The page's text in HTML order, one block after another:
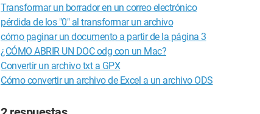
Transformar un borrador en un correo electrónico
pérdida de los "0" al transformar un archivo
cómo paginar un documento a partir de la página 3
¿CÓMO ABRIR UN DOC odg con un Mac?
Convertir un archivo txt a GPX
Cómo convertir un archivo de Excel a un archivo ODS